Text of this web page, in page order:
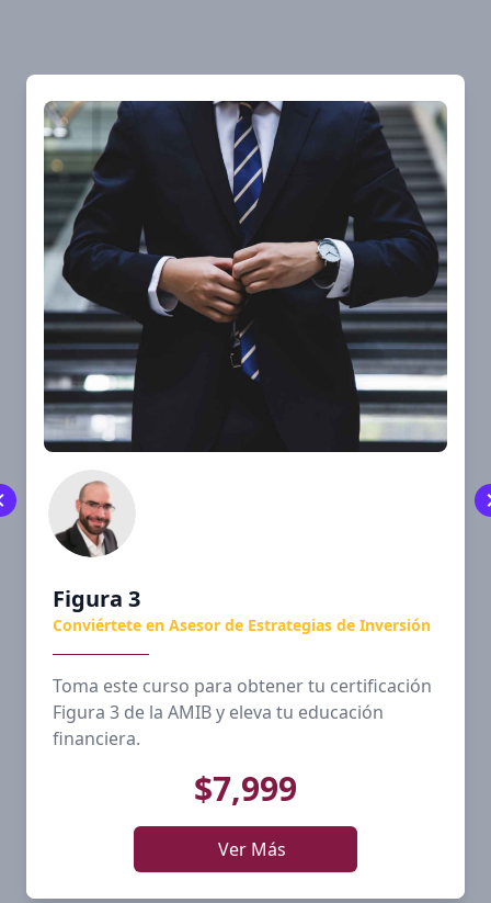
Figura 3
Conviértete en Asesor de Estrategias de Inversión
Toma este curso para obtener tu certificación
Figura 3 de la AMIB y eleva tu educación
financiera.
$7,999
Ver Más